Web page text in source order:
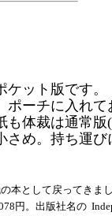
ケット版です。
ポーチに入れ
も体裁は通常
さめ。持ち運
本として戻ってきま
円。出版社名の